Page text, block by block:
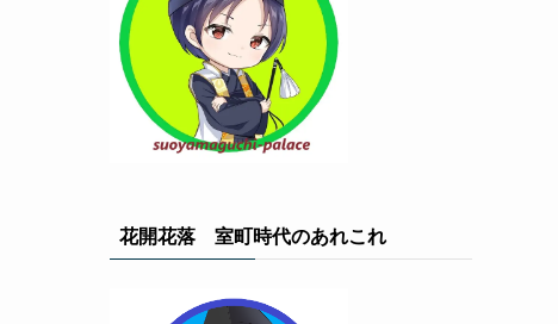
花開花落 室町時代のあれこれ